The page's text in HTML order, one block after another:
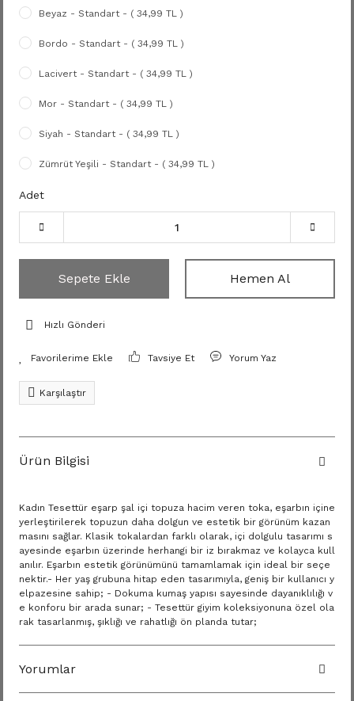
Beyaz - Standart - ( 34,99 TL )
Bordo - Standart - ( 34,99 TL )
Lacivert - Standart - ( 34,99 TL )
Mor - Standart - ( 34,99 TL )
Siyah - Standart - ( 34,99 TL )
Zümrüt Yeşili - Standart - ( 34,99 TL )
Adet
Sepete Ekle Hemen Al
Hızlı Gönderi
Tavsiye Et Yorum Yaz
Karşılaştır
Ürün Bilgisi
Kadın Tesettür eşarp şal içi topuza hacim veren toka, eşarbın içine
yerleştirilerek topuzun daha dolgun ve estetik bir görünüm kazan
masını sağlar. Klasik tokalardan farklı olarak, içi dolgulu tasarımı s
ayesinde eşarbın üzerinde herhangi bir iz bırakmaz ve kolayca kull
anılır. Eşarbın estetik görünümünü tamamlamak için ideal bir seçe
nektir.- Her yaş grubuna hitap eden tasarımıyla, geniş bir kullanıcı y
elpazesine sahip; - Dokuma kumaş yapısı sayesinde dayanıklılığı v
e konforu bir arada sunar; - Tesettür giyim koleksiyonuna özel ola
rak tasarlanmış, şıklığı ve rahatlığı ön planda tutar;
Yorumlar